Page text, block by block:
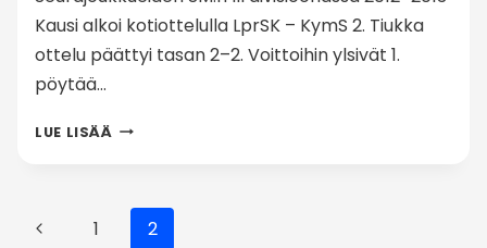
Kausi alkoi kotiottelulla LprSK – KymS 2. Tiukka
ottelu päättyi tasan 2–2. Voittoihin ylsivät 1.
pöytää…
LUE LISÄÄ SEURAJOUKKUEIDEN
Sivunavigointi
Edellinen1 2